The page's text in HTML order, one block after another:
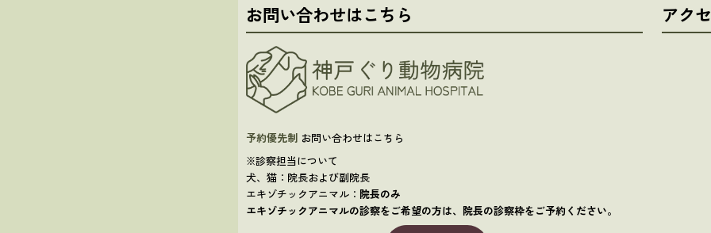
お問い合わせはこちら
予約優先制 お問い合わせはこちら
※診察担当について
犬、猫：院長および副院長
エキゾチックアニマル： 院長のみ
エキゾチックアニマルの診察をご希望の方は、院長の診察枠をご予約ください。
アク